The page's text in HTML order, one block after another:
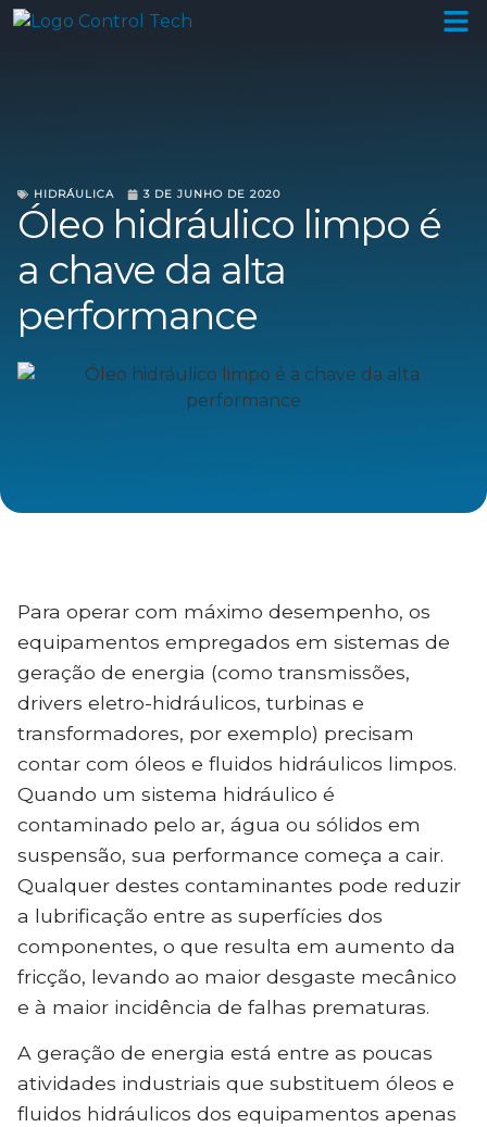
HIDRÁULICA 3 DE JUNHO DE 2020
Óleo hidráulico limpo é
a chave da alta
performance
Para operar com máximo desempenho, os
equipamentos empregados em sistemas de
geração de energia (como transmissões,
drivers eletro-hidráulicos, turbinas e
transformadores, por exemplo) precisam
contar com óleos e fluidos hidráulicos limpos.
Quando um sistema hidráulico é
contaminado pelo ar, água ou sólidos em
suspensão, sua performance começa a cair.
Qualquer destes contaminantes pode reduzir
a lubrificação entre as superfícies dos
componentes, o que resulta em aumento da
fricção, levando ao maior desgaste mecânico
e à maior incidência de falhas prematuras.
A geração de energia está entre as poucas
atividades industriais que substituem óleos e
fluidos hidráulicos dos equipamentos apenas